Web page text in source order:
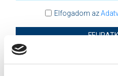
Elfogadom az